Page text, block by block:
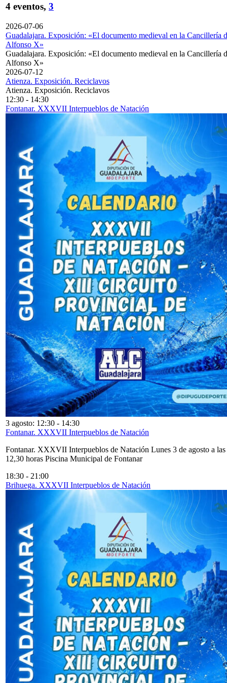
4 eventos, 3
2026-07-06
Guadalajara. Exposición: «El documento medieval en la Cancillería
Alfonso X»
Guadalajara. Exposición: «El documento medieval en la Cancillería
Alfonso X»
2026-07-12
Atienza. Exposición. Reciclavos
Atienza. Exposición. Reciclavos
12:30 - 14:30
Fontanar. XXXVII Interpueblos de Natación
3 agosto: 12:30 - 14:30
Fontanar. XXXVII Interpueblos de Natación
Fontanar. XXXVII Interpueblos de Natación Lunes 3 de agosto a las
12,30 horas Piscina Municipal de Fontanar
18:30 - 21:00
Brihuega. XXXVII Interpueblos de Natación